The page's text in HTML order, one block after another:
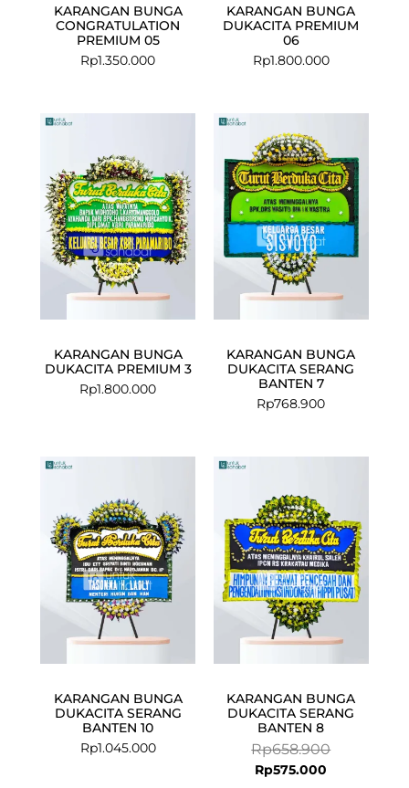
KARANGAN BUNGA
CONGRATULATION
PREMIUM 05
Rp1.350.000
KARANGAN BUNGA
DUKACITA PREMIUM
06
Rp1.800.000
KARANGAN BUNGA
DUKACITA PREMIUM 3
Rp1.800.000
KARANGAN BUNGA
DUKACITA SERANG
BANTEN 7
Rp768.900
KARANGAN BUNGA
DUKACITA SERANG
BANTEN 10
Rp1.045.000
KARANGAN BUNGA
DUKACITA SERANG
BANTEN 8
Rp658.900
Rp658.900.
Rp575.000
Rp575.000.